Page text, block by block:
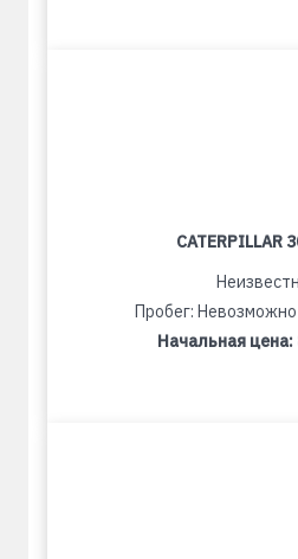
CATERPILLAR
Пробег:
Начальная цена: